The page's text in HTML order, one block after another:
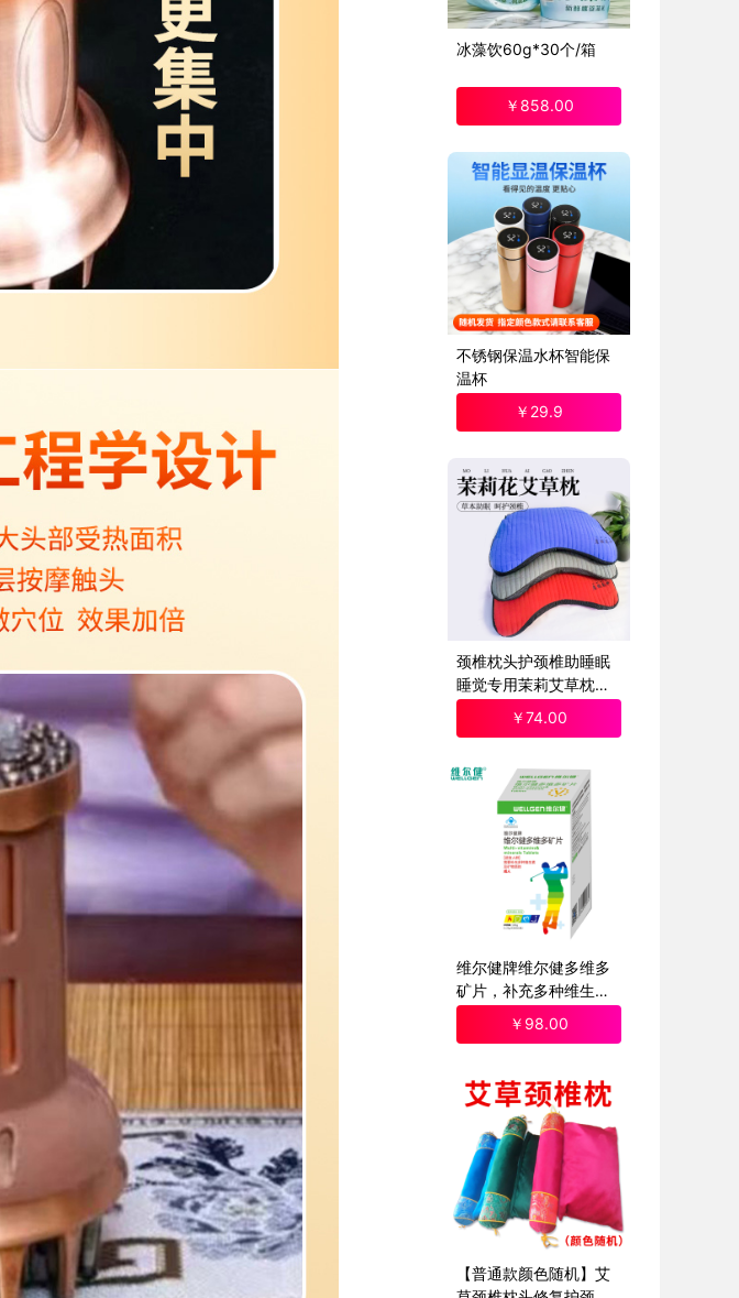
冰藻饮60g*30个/箱
￥858.00
不锈钢保温水杯智能保
温杯
￥ 29.9
颈椎枕头护颈椎助睡眠
睡觉专用茉莉艾草枕芯
单人成人枕
￥74.00
维尔健牌维尔健多维多
矿片，补充多种维生素
、矿物质
￥ 98.00
【普通款颜色随机】艾